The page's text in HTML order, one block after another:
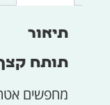
תיאור
תותח
מחפשים